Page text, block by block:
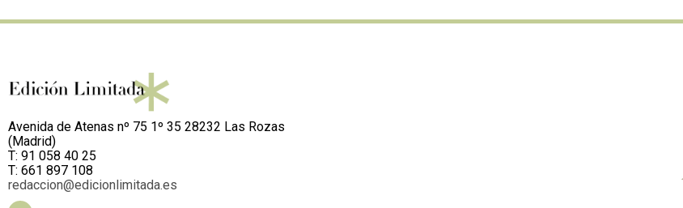
Avenida de Atenas nº 75 1º 35 28232 Las Rozas
(Madrid)
T: 91 058 40 25
T: 661 897 108
redaccion@edicionlimitada.es